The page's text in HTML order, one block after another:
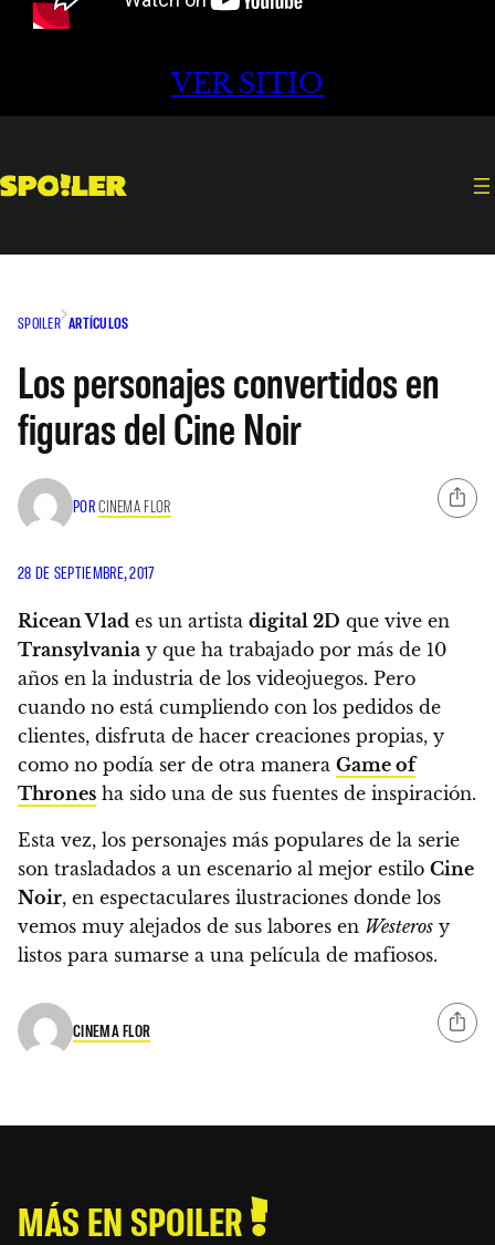
VER SITIO
SPOILER ARTÍCULOS
Los personajes convertidos en
figuras del Cine Noir
PORCINEMA FLOR
28 DE SEPTIEMBRE, 2017
Ricean Vlad es un artista digital 2D que vive en
Transylvania y que ha trabajado por más de 10
años en la industria de los videojuegos. Pero
cuando no está cumpliendo con los pedidos de
clientes, disfruta de hacer creaciones propias, y
como no podía ser de otra manera Game of
Thrones ha sido una de sus fuentes de inspiración.
Esta vez, los personajes más populares de la serie
son trasladados a un escenario al mejor estilo Cine
Noir, en espectaculares ilustraciones donde los
vemos muy alejados de sus labores en Westeros y
listos para sumarse a una película de mafiosos.
CINEMA FLOR
MÁS EN SPOILER